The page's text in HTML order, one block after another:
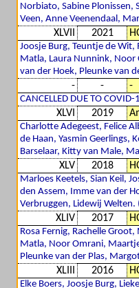
Norbiato, Sabine Plonissen,
Veen, Anne Veenendaal,
XLVII 2021
Joosje Burg, Teuntje de Wit,
Matla, Laura Nunnink, Noor
van der Hoek, Pleunke van
- - -
CANCELLED DUE TO
XLVI 2019
Charlotte Adegeest, Felice
de Haan, Yasmin Geerlings,
Barselaar, Kitty van Male,
XLV 2018
Marloes Keetels, Sian Keil,
den Assem, Imme van der
Verbruggen, Lidewij Welten.
XLIV 2017
Rosa Fernig, Rachelle
Matla, Noor Omrani,
Pleunke van der Plas,
XLIII 2016
Elke Boers, Joosje Burg,